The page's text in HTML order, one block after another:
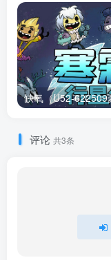
评论 共3条